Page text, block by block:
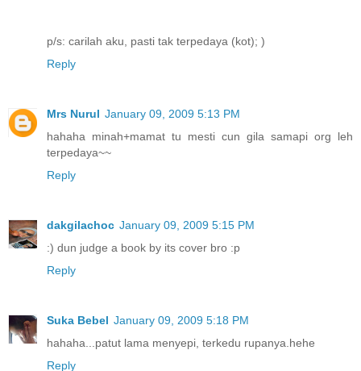
p/s: carilah aku, pasti tak terpedaya (kot); )
Reply
Mrs Nurul January 09, 2009 5:13 PM
hahaha minah+mamat tu mesti cun gila samapi org leh
terpedaya~~
Reply
dakgilachoc January 09, 2009 5:15 PM
:) dun judge a book by its cover bro :p
Reply
Suka Bebel January 09, 2009 5:18 PM
hahaha...patut lama menyepi, terkedu rupanya.hehe
Reply